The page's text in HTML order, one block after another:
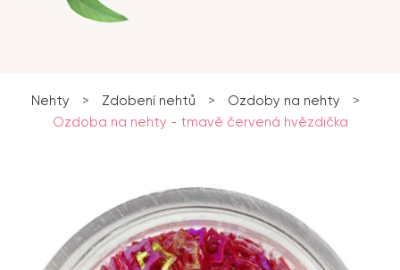
Nehty > Zdobení nehtů > Ozdoby na nehty
>
Ozdoba na nehty - tmavě červená hvězdička